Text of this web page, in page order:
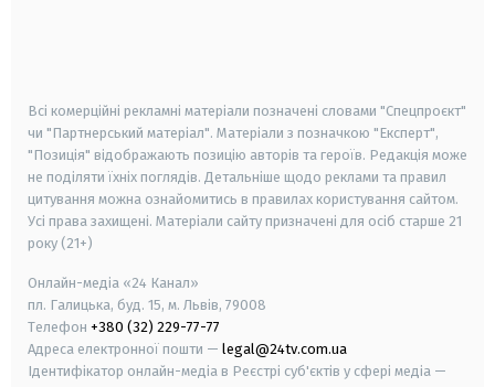
Всі комерційні рекламні матеріали позначені словами "Спецпроєкт"
чи "Партнерський матеріал". Матеріали з позначкою "Експерт",
"Позиція" відображають позицію авторів та героїв. Редакція може
не поділяти їхніх поглядів. Детальніше щодо реклами та правил
цитування можна ознайомитись в правилах користування сайтом.
Усі права захищені. Матеріали сайту призначені для осіб старше 21
року (21+)
Онлайн-медіа «24 Канал»
пл. Галицька, буд. 15, м. Львів, 79008
Телефон +380 (32) 229-77-77
Адреса електронної пошти — legal@24tv.com.ua
Ідентифікатор онлайн-медіа в Реєстрі суб'єктів у сфері медіа —